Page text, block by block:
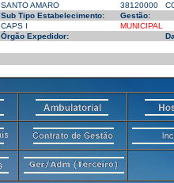
SANTO AMARO
38120000
Sub Tipo Estabelecimento:
Gestão:
CAPS I
MUNICIPAL
Órgão Expedidor: